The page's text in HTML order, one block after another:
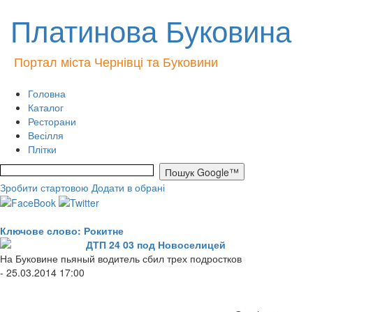
Платинова Буковина
Портал міста Чернівці та Буковини
Головна
Каталог
Ресторани
Весілля
Плітки
Зробити стартовою Додати в обрані
Ключове слово: Рокитне
ДТП 24 03 под Новоселицей
На Буковине пьяный водитель сбил трех подростков
- 25.03.2014 17:00